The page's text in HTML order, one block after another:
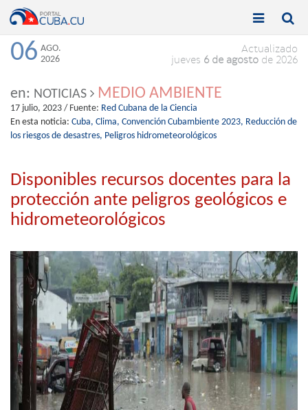
Toggle

Toggle

06 AGO.
2026
Actualizado
jueves 6 de agosto de 2026
en: NOTICIAS MEDIO AMBIENTE
17 julio, 2023 / Fuente: Red Cubana de la Ciencia
En esta noticia: Cuba, Clima, Convención Cubambiente 2023, Reducción de
los riesgos de desastres, Peligros hidrometeorológicos
Disponibles recursos docentes para la
protección ante peligros geológicos e
hidrometeorológicos